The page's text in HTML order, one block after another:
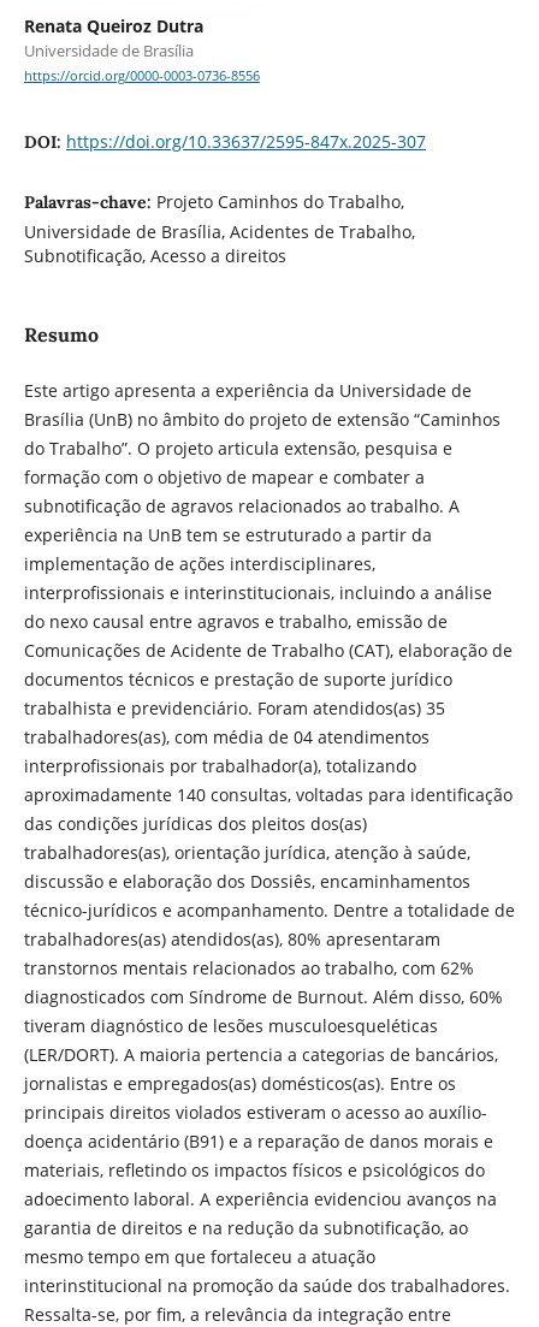
Renata Queiroz Dutra
Universidade de Brasília
https://orcid.org/0000-0003-0736-8556
DOI: https://doi.org/10.33637/2595-847x.2025-307
Palavras-chave: Projeto Caminhos do Trabalho,
Universidade de Brasília, Acidentes de Trabalho,
Subnotificação, Acesso a direitos
Resumo
Este artigo apresenta a experiência da Universidade de
Brasília (UnB) no âmbito do projeto de extensão “Caminhos
do Trabalho”. O projeto articula extensão, pesquisa e
formação com o objetivo de mapear e combater a
subnotificação de agravos relacionados ao trabalho. A
experiência na UnB tem se estruturado a partir da
implementação de ações interdisciplinares,
interprofissionais e interinstitucionais, incluindo a análise
do nexo causal entre agravos e trabalho, emissão de
Comunicações de Acidente de Trabalho (CAT), elaboração de
documentos técnicos e prestação de suporte jurídico
trabalhista e previdenciário. Foram atendidos(as) 35
trabalhadores(as), com média de 04 atendimentos
interprofissionais por trabalhador(a), totalizando
aproximadamente 140 consultas, voltadas para identificação
das condições jurídicas dos pleitos dos(as)
trabalhadores(as), orientação jurídica, atenção à saúde,
discussão e elaboração dos Dossiês, encaminhamentos
técnico-jurídicos e acompanhamento. Dentre a totalidade de
trabalhadores(as) atendidos(as), 80% apresentaram
transtornos mentais relacionados ao trabalho, com 62%
diagnosticados com Síndrome de Burnout. Além disso, 60%
tiveram diagnóstico de lesões musculoesqueléticas
(LER/DORT). A maioria pertencia a categorias de bancários,
jornalistas e empregados(as) domésticos(as). Entre os
principais direitos violados estiveram o acesso ao auxílio-
doença acidentário (B91) e a reparação de danos morais e
materiais, refletindo os impactos físicos e psicológicos do
adoecimento laboral. A experiência evidenciou avanços na
garantia de direitos e na redução da subnotificação, ao
mesmo tempo em que fortaleceu a atuação
interinstitucional na promoção da saúde dos trabalhadores.
Ressalta-se, por fim, a relevância da integração entre